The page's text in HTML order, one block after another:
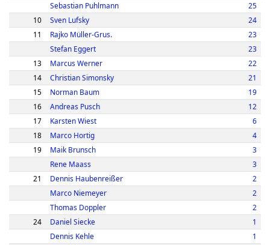
Sebastian Puhlmann
25
10
Sven Lufsky
24
11
Rajko Müller-Grus.
23
Stefan Eggert
23
13
Marcus Werner
22
14
Christian Simonsky
21
15
Norman Baum
19
16
Andreas Pusch
12
17
Karsten Wiest
6
18
Marco Hortig
4
19
Maik Brunsch
3
Rene Maass
3
21
Dennis Haubenreißer
2
Marco Niemeyer
2
Thomas Doppler
2
24
Daniel Siecke
1
Dennis Kehle
1